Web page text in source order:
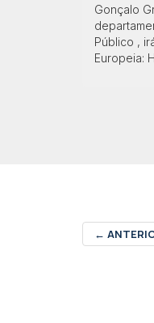
Gonçalo
Público ,
Europeia:
←